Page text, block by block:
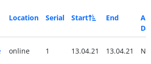
Location Serial Start End
All
online 1 13.04.21 13.04.21